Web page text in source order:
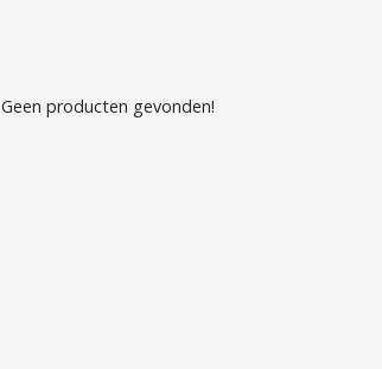
Geen producten gevonden!